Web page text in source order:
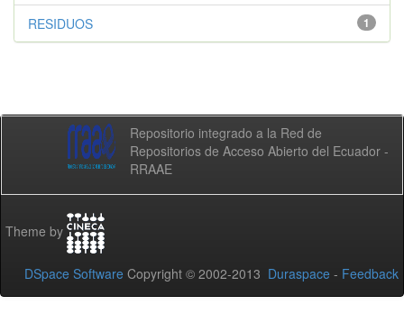
1
RESIDUOS
Repositorio integrado a la Red de
Repositorios de Acceso Abierto del Ecuador -
RRAAE
Theme by
DSpace Software Copyright © 2002-2013 Duraspace - Feedback